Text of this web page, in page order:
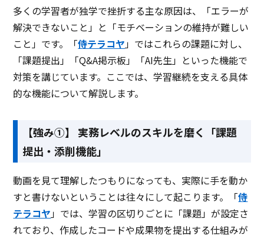
多くの学習者が独学で挫折する主な原因は、「エラーが
解決できないこと」と「モチベーションの維持が難しい
こと」です。「侍テラコヤ」ではこれらの課題に対し、
「課題提出」「Q&A掲示板」「AI先生」といった機能で
対策を講じています。ここでは、学習継続を支える具体
的な機能について解説します。
【強み①】 実務レベルのスキルを磨く「課題
提出・添削機能」
動画を見て理解したつもりになっても、実際に手を動か
すと書けないということは往々にして起こります。「侍
テラコヤ」では、学習の区切りごとに「課題」が設定さ
れており、作成したコードや成果物を提出する仕組みが